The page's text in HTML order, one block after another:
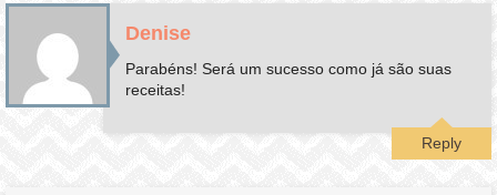
Denise
Parabéns! Será um sucesso como já são suas
receitas!
Reply